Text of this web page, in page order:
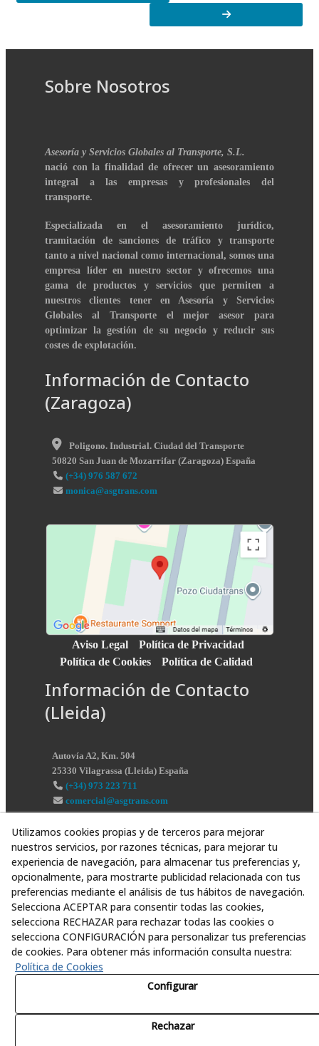
Sobre Nosotros
Asesoría y Servicios Globales al Transporte, S.L.
nació con la finalidad de ofrecer un asesoramiento
integral a las empresas y profesionales del
transporte.
Especializada en el asesoramiento jurídico,
tramitación de sanciones de tráfico y transporte
tanto a nivel nacional como internacional, somos una
empresa líder en nuestro sector y ofrecemos una
gama de productos y servicios que permiten a
nuestros clientes tener en Asesoría y Servicios
Globales al Transporte el mejor asesor para
optimizar la gestión de su negocio y reducir sus
costes de explotación.
Información de Contacto
(Zaragoza)
Poligono. Industrial. Ciudad del Transporte
50820 San Juan de Mozarrifar (Zaragoza) España
(+34) 976 587 672
monica@asgtrans.com
Aviso Legal
Política de Privacidad
Política de Cookies
Política de Calidad
Información de Contacto
(Lleida)
Autovía A2, Km. 504
25330 Vilagrassa (Lleida) España
(+34) 973 223 711
comercial@asgtrans.com
Utilizamos cookies propias y de terceros para mejorar
nuestros servicios, por razones técnicas, para mejorar tu
experiencia de navegación, para almacenar tus preferencias y,
opcionalmente, para mostrarte publicidad relacionada con tus
preferencias mediante el análisis de tus hábitos de navegación.
Selecciona ACEPTAR para consentir todas las cookies,
selecciona RECHAZAR para rechazar todas las cookies o
selecciona CONFIGURACIÓN para personalizar tus preferencias
de cookies. Para obtener más información consulta nuestra:
Política de Cookies
Configurar
Rechazar